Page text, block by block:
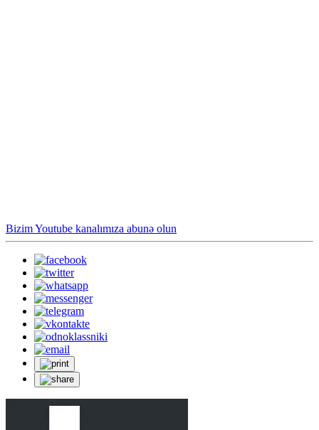
Bizim Youtube kanalımıza abunə olun